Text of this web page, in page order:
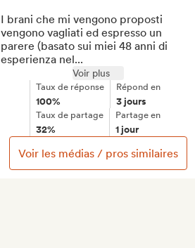
I brani che mi vengono proposti
vengono vagliati ed espresso un
parere (basato sui miei 48 anni di
esperienza nel...
Voir plus
Taux de réponse
100%
Répond en
3 jours
Taux de partage
32%
Partage en
1 jour
Voir les médias / pros similaires